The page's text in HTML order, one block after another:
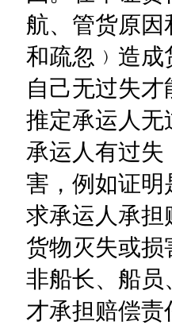
航、管货原因
和疏忽﹚造成
自己无过失
推定承运人无
承运人有过
害，例如证明
求承运人承担
货物灭失或
非船长、船员
才承担赔偿